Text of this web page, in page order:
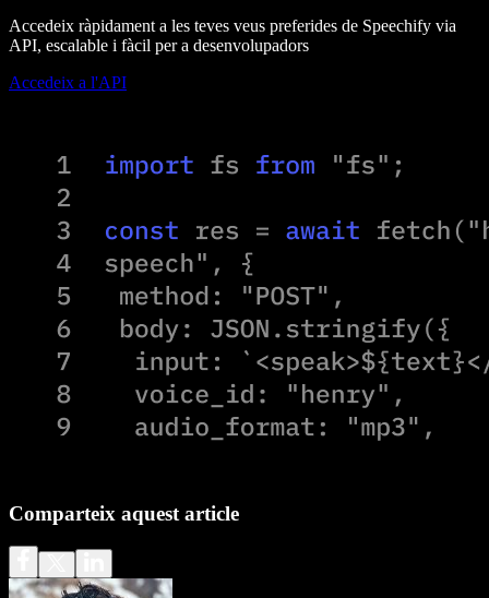
Accedeix ràpidament a les teves veus preferides de Speechify via
API, escalable i fàcil per a desenvolupadors
Accedeix a l'API
Comparteix aquest article